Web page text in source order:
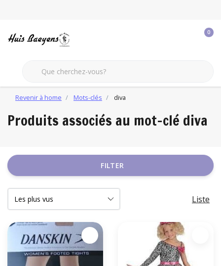
0
Revenir à home Mots-clés diva
Produits associés au mot-clé diva
FILTER
Liste